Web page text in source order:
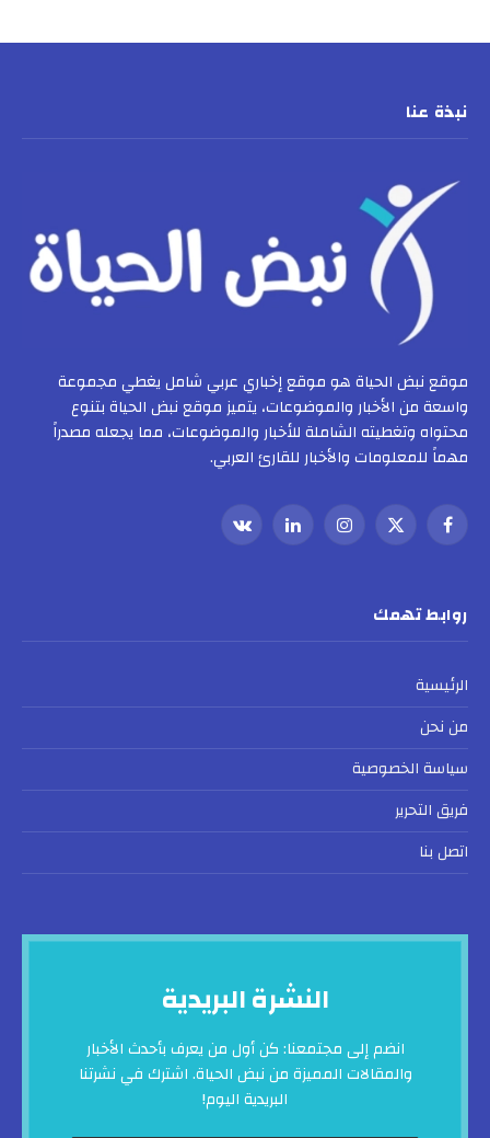
نبذة عنا
موقع نبض الحياة هو موقع إخباري عربي شامل يغطي مجموعة
واسعة من الأخبار والموضوعات، يتميز موقع نبض الحياة بتنوع
محتواه وتغطيته الشاملة للأخبار والموضوعات، مما يجعله مصدراً
مهماً للمعلومات والأخبار للقارئ العربي.
فيسبوك
X
الانستغراملينكدإنVKontakte
روابط تهمك
الرئيسية
من نحن
سياسة الخصوصية
فريق التحرير
اتصل بنا
النشرة البريدية
انضم إلى مجتمعنا: كن أول من يعرف بأحدث الأخبار
والمقالات المميزة من نبض الحياة. اشترك في نشرتنا
البريدية اليوم!